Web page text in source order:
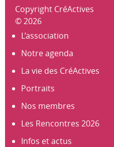
Copyright CréActives
© 2026
L’association
Notre agenda
La vie des CréActives
Portraits
Nos membres
Les Rencontres 2026
Infos et actus